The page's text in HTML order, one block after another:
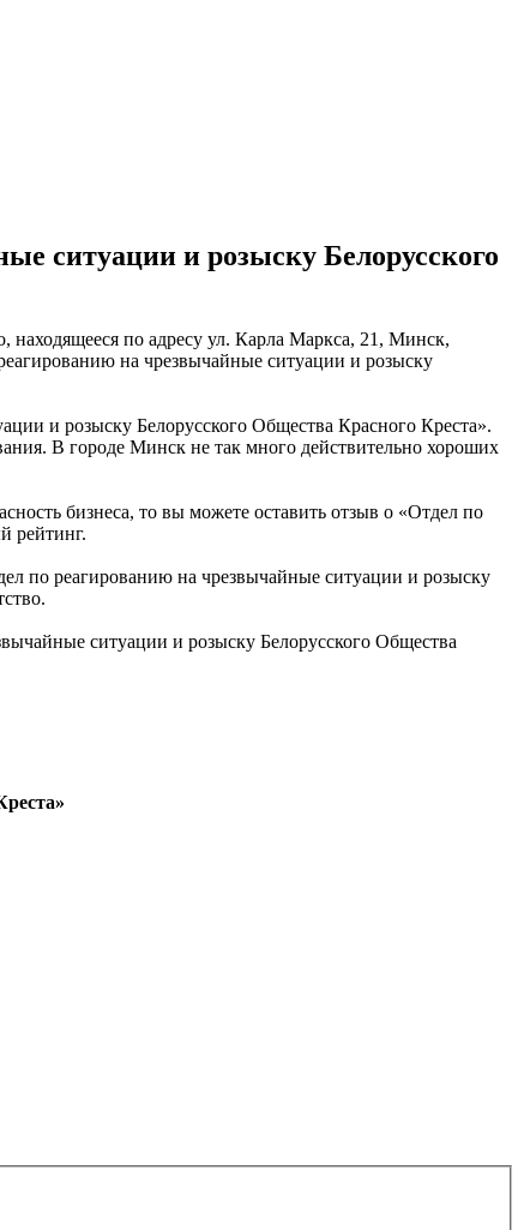
ситуации и розыску Белорусского
находящееся по адресу ул. Карла Маркса, 21, Минск,
на чрезвычайные ситуации и розыску
и розыску Белорусского Общества Красного Креста».
В городе Минск не так много действительно хороших
бизнеса, то вы можете оставить отзыв о «Отдел по
рейтинг.
по реагированию на чрезвычайные ситуации и розыску
ситуации и розыску Белорусского Общества